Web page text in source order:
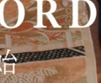
e
g
i
o
e